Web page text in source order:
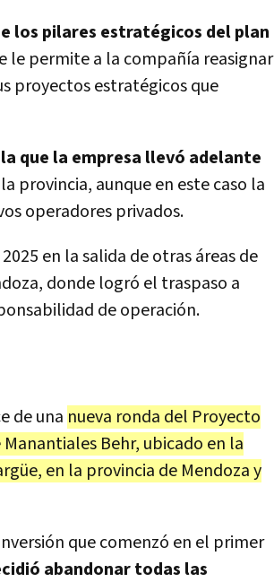
los pilares estratégicos del plan
le permite a la compañía reasignar
proyectos estratégicos que
que la empresa llevó adelante
provincia, aunque en este caso la
operadores privados.
en la salida de otras áreas de
donde logró el traspaso a
de operación.
de una nueva ronda del Proyecto
Behr, ubicado en la
en la provincia de Mendoza y
que comenzó en el primer
abandonar todas las